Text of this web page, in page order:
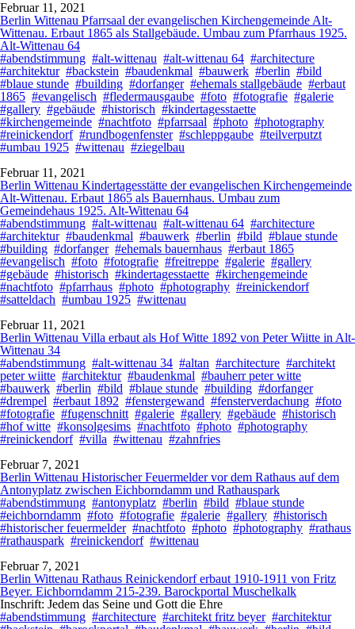
Februar 11, 2021
Berlin Wittenau Pfarrsaal der evangelischen Kirchengemeinde Alt-
Wittenau. Erbaut 1865 als Stallgebäude. Umbau zum Pfarrhaus 1925.
Alt-Wittenau 64
#abendstimmung #alt-wittenau #alt-wittenau 64 #architecture
#architektur #backstein #baudenkmal #bauwerk #berlin #bild
#blaue stunde #building #dorfanger #ehemals stallgebäude #erbaut
1865 #evangelisch #fledermausgaube #foto #fotografie #galerie
#gallery #gebäude #historisch #kindertagesstaette
#kirchengemeinde #nachtfoto #pfarrsaal #photo #photography
#reinickendorf #rundbogenfenster #schleppgaube #teilverputzt
#umbau 1925 #wittenau #ziegelbau
Februar 11, 2021
Berlin Wittenau Kindertagesstätte der evangelischen Kirchengemeinde
Alt-Wittenau. Erbaut 1865 als Bauernhaus. Umbau zum
Gemeindehaus 1925. Alt-Wittenau 64
#abendstimmung #alt-wittenau #alt-wittenau 64 #architecture
#architektur #baudenkmal #bauwerk #berlin #bild #blaue stunde
#building #dorfanger #ehemals bauernhaus #erbaut 1865
#evangelisch #foto #fotografie #freitreppe #galerie #gallery
#gebäude #historisch #kindertagesstaette #kirchengemeinde
#nachtfoto #pfarrhaus #photo #photography #reinickendorf
#satteldach #umbau 1925 #wittenau
Februar 11, 2021
Berlin Wittenau Villa erbaut als Hof Witte 1892 von Peter Wiitte in Alt-
Wittenau 34
#abendstimmung #alt-wittenau 34 #altan #architecture #architekt
peter wiitte #architektur #baudenkmal #bauherr peter witte
#bauwerk #berlin #bild #blaue stunde #building #dorfanger
#drempel #erbaut 1892 #fenstergewand #fensterverdachung #foto
#fotografie #fugenschnitt #galerie #gallery #gebäude #historisch
#hof witte #konsolgesims #nachtfoto #photo #photography
#reinickendorf #villa #wittenau #zahnfries
Februar 7, 2021
Berlin Wittenau Historischer Feuermelder vor dem Rathaus auf dem
Antonyplatz zwischen Eichborndamm und Rathauspark
#abendstimmung #antonyplatz #berlin #bild #blaue stunde
#eichborndamm #foto #fotografie #galerie #gallery #historisch
#historischer feuermelder #nachtfoto #photo #photography #rathaus
#rathauspark #reinickendorf #wittenau
Februar 7, 2021
Berlin Wittenau Rathaus Reinickendorf erbaut 1910-1911 von Fritz
Beyer. Eichborndamm 215-239. Barockportal Muschelkalk
Inschrift: Jedem das Seine und Gott die Ehre
#abendstimmung #architecture #architekt fritz beyer #architektur